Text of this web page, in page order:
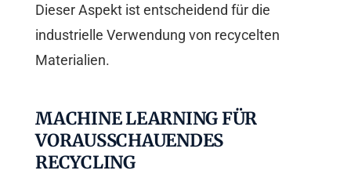
Dieser Aspekt ist entscheidend für die
industrielle Verwendung von recycelten
Materialien.
MACHINE LEARNING FÜR
VORAUSSCHAUENDES
RECYCLING